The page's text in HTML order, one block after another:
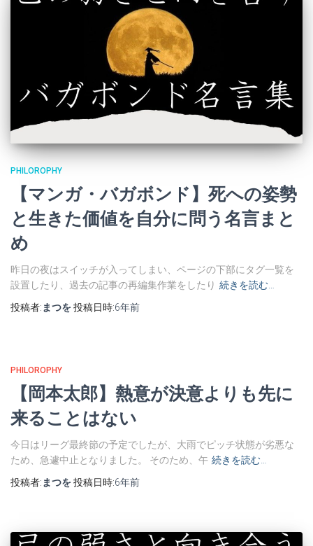
PHILOROPHY
【マンガ・バガボンド】死への姿勢
と生きた価値を自分に問う名言まと
め
昨日の夜はスイッチが入ってしまい、ページの下部にタグ一覧を
設置したり、過去の記事の再編集作業をしたり 続きを読む…
投稿者:まつを投稿日時:6年前
PHILOROPHY
【岡本太郎】熱意が決意よりも先に
来ることはない
今日はリーグ最終節の予定でしたが、大雨でピッチ状態が劣悪な
ため、急遽中止となりました。 そのため、午 続きを読む…
投稿者:まつを投稿日時:6年前